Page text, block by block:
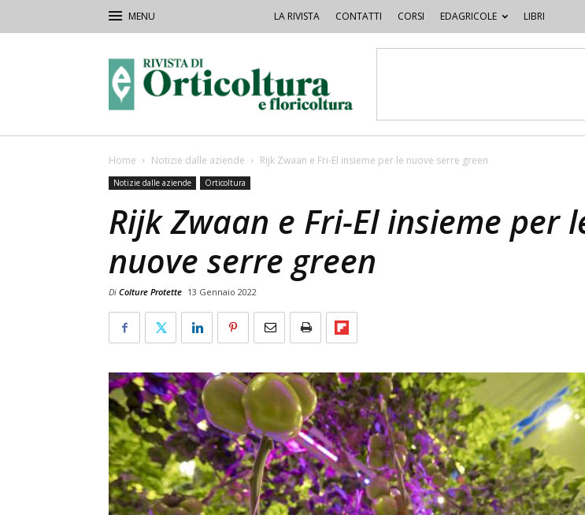
LA RIVISTA CONTATTI CORSI EDAGRICOLE LIBRI
Orticoltura
Home Notizie dalle aziende Rijk Zwaan e Fri-El insieme per le nuove serre green
Notizie dalle aziende Orticoltura
Rijk Zwaan e Fri-El insieme per
nuove serre green
Di Colture Protette 13 Gennaio 2022